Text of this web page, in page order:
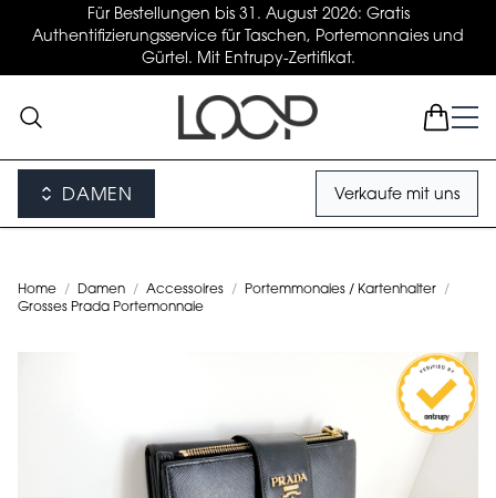
Für Bestellungen bis 31. August 2026: Gratis
Authentifizierungsservice für Taschen, Portemonnaies und
Gürtel. Mit Entrupy-Zertifikat.
DAMEN Verkaufe mit uns
Home / Damen / Accessoires / Portemmonaies / Kartenhalter
/
Grosses Prada Portemonnaie